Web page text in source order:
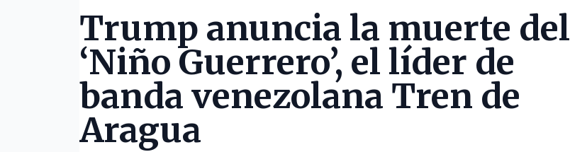
Trump anuncia la muerte del
‘Niño Guerrero’, el líder de
banda venezolana Tren de
Aragua